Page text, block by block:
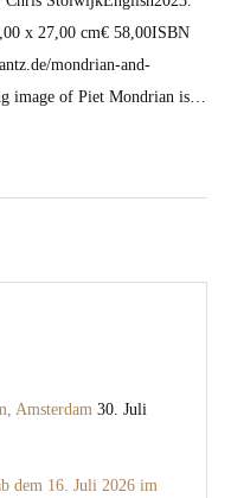
x 27,00 cm€ 58,00ISBN
mondrian-and-
image of Piet Mon­dri­an is…
Amsterdam 30. Juli
dem 16. Juli 2026 im